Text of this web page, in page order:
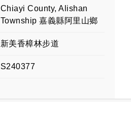
Chiayi County, Alishan
Township 嘉義縣阿里山鄉
新美香樟林步道
S240377